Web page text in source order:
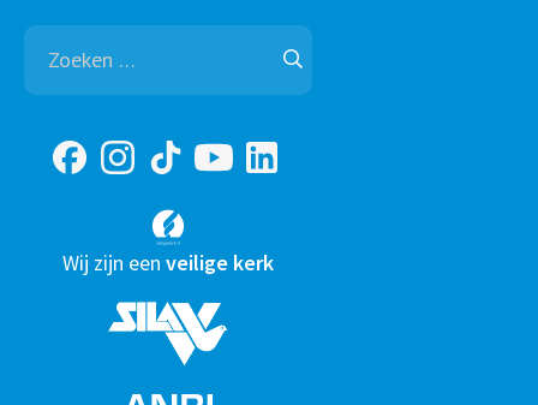
Zoeken
naar:
Wij zijn een veilige kerk